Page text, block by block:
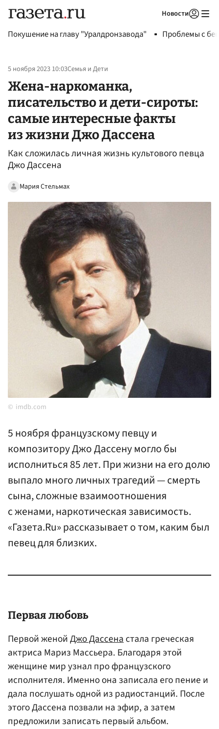
Новости
Покушение на главу "Уралдронзавода" Проблемы с
5 ноября 2023 10:03Семья и Дети
Жена-наркоманка,
писательство и дети-сироты:
самые интересные факты
из жизни Джо Дассена
Как сложилась личная жизнь культового певца
Джо Дассена
Мария Стельмах
imdb.com
5 ноября французскому певцу и
композитору Джо Дассену могло бы
исполниться 85 лет. При жизни на его долю
выпало много личных трагедий — смерть
сына, сложные взаимоотношения
с женами, наркотическая зависимость.
«Газета.Ru» рассказывает о том, каким был
певец для близких.
Первая любовь
Первой женойДжо Дассенастала греческая
актриса Мариз Массьера. Благодаря этой
женщине мир узнал про французского
исполнителя. Именно она записала его пение и
дала послушать одной из радиостанций. После
этого Дассена позвали на эфир, а затем
предложили записать первый альбом.